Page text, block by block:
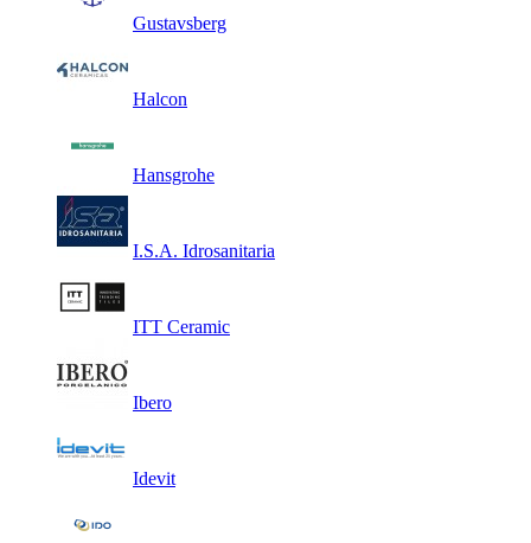
Gustavsberg
Halcon
Hansgrohe
I.S.A. Idrosanitaria
ITT Ceramic
Ibero
Idevit